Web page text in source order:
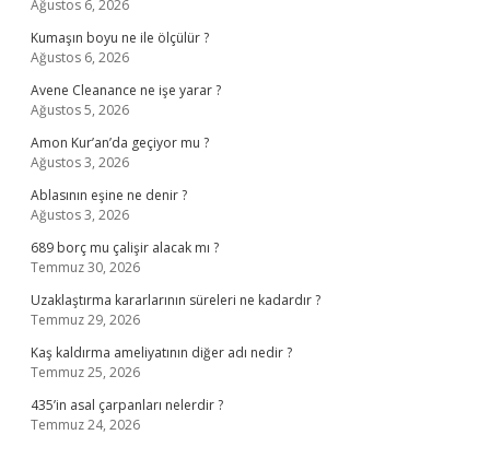
Ağustos 6, 2026
Kumaşın boyu ne ile ölçülür ?
Ağustos 6, 2026
Avene Cleanance ne işe yarar ?
Ağustos 5, 2026
Amon Kur’an’da geçiyor mu ?
Ağustos 3, 2026
Ablasının eşine ne denir ?
Ağustos 3, 2026
689 borç mu çalişir alacak mı ?
Temmuz 30, 2026
Uzaklaştırma kararlarının süreleri ne kadardır ?
Temmuz 29, 2026
Kaş kaldırma ameliyatının diğer adı nedir ?
Temmuz 25, 2026
435’in asal çarpanları nelerdir ?
Temmuz 24, 2026